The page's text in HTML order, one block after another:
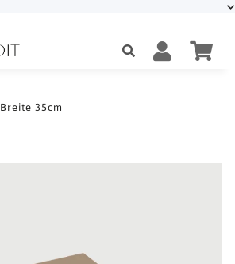
Breite 35cm